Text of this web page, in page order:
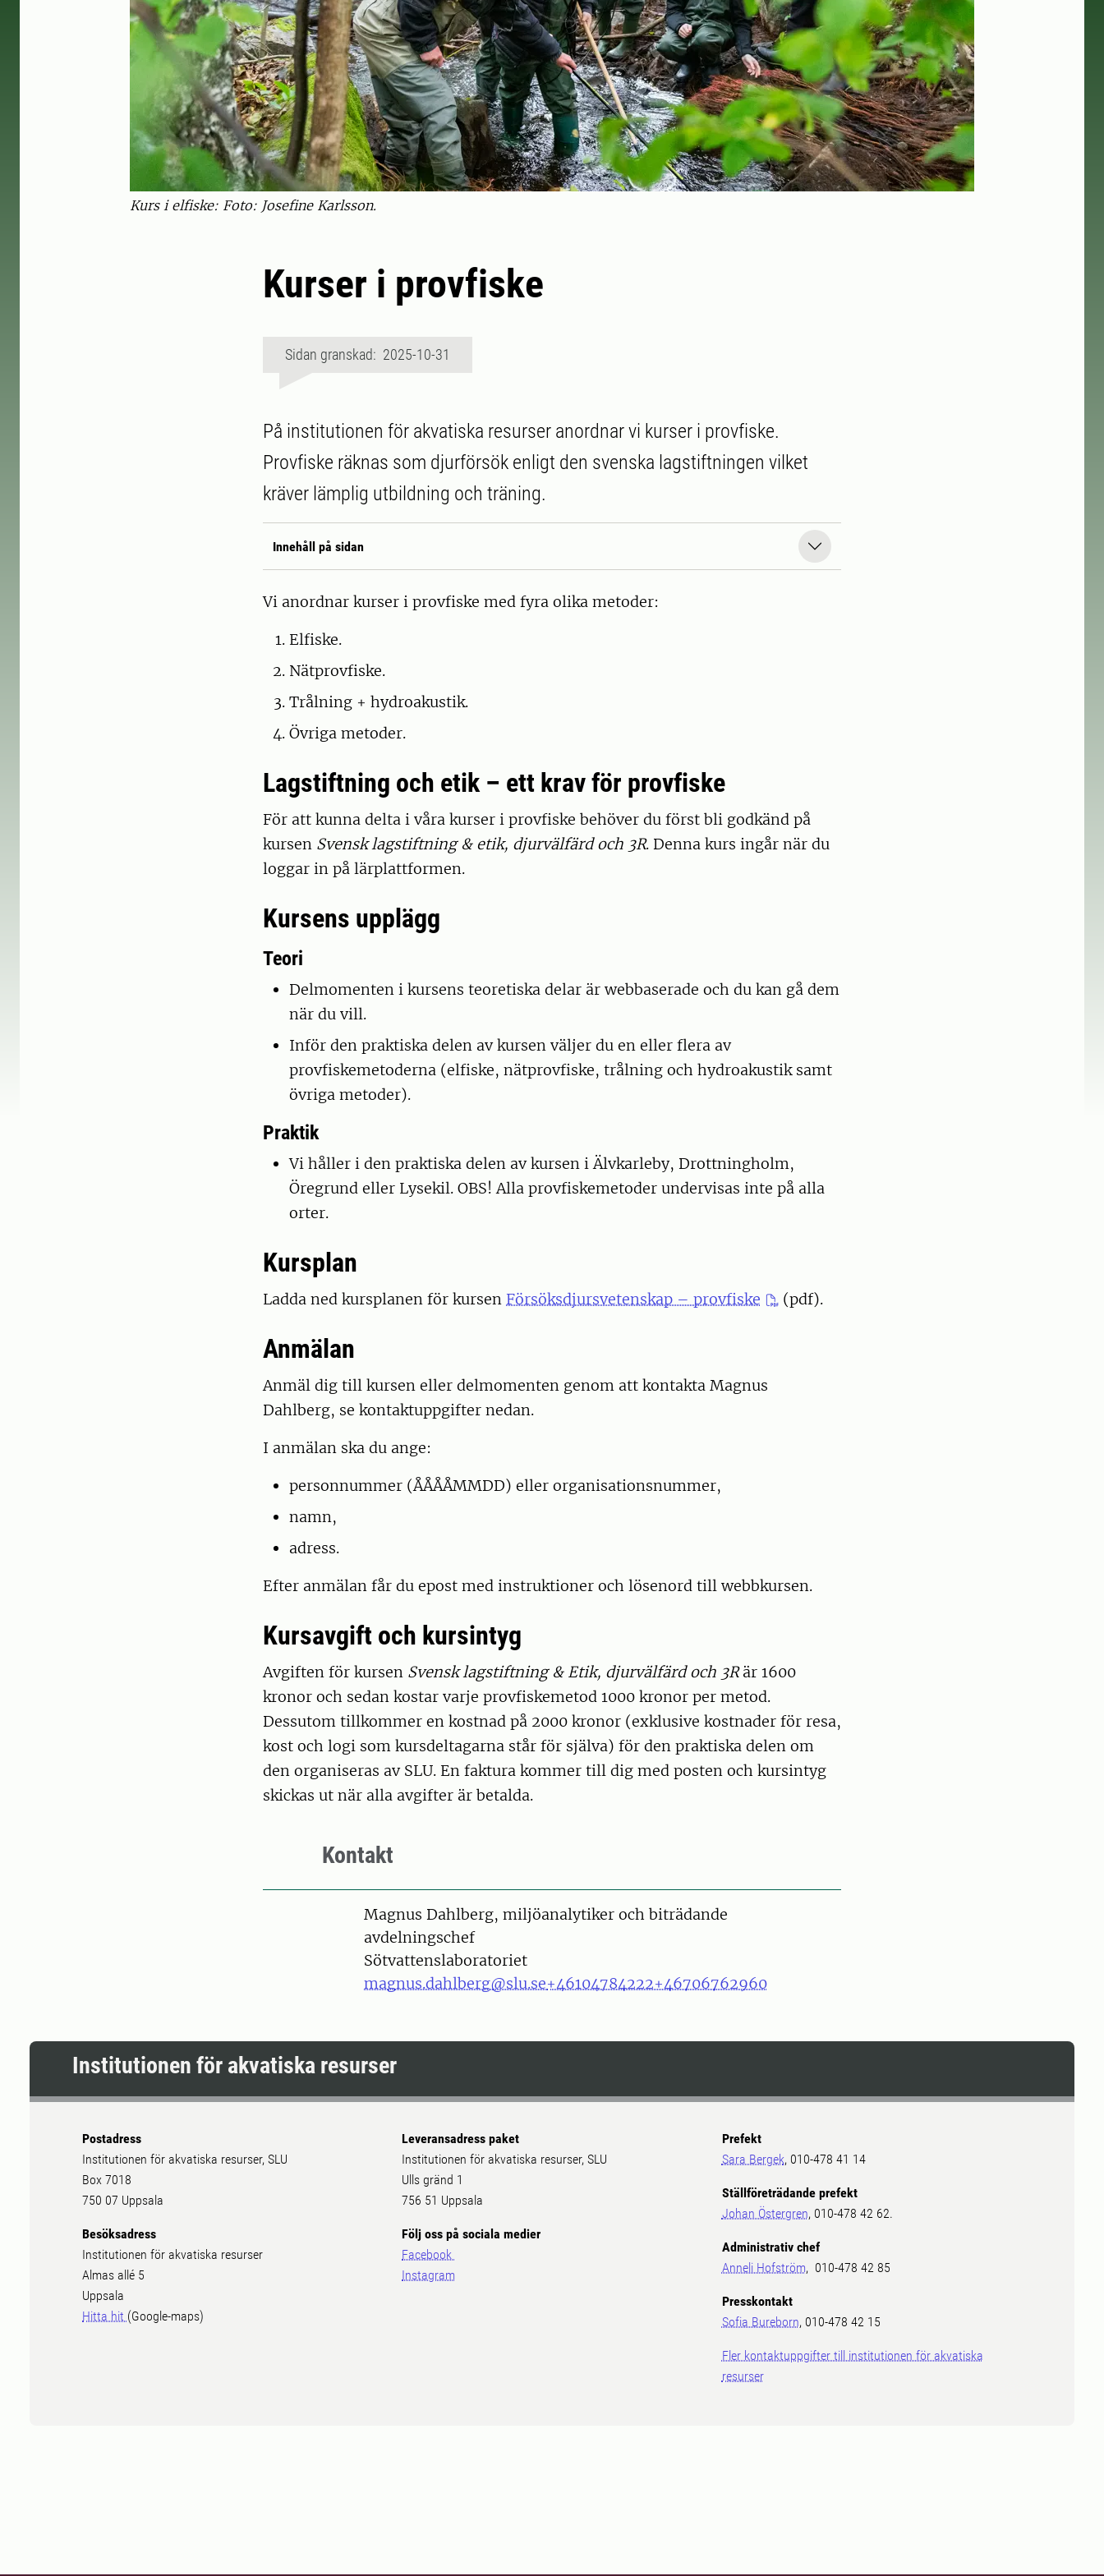
Kurs i elfiske: Foto: Josefine Karlsson.
Kurser i provfiske
Sidan granskad: 2025-10-31
På institutionen för akvatiska resurser anordnar vi kurser i provfiske.
Provfiske räknas som djurförsök enligt den svenska lagstiftningen vilket
kräver lämplig utbildning och träning.
Innehåll på sidan
Vi anordnar kurser i provfiske med fyra olika metoder:
Elfiske.
Nätprovfiske.
Trålning + hydroakustik.
Övriga metoder.
Lagstiftning och etik – ett krav för provfiske
För att kunna delta i våra kurser i provfiske behöver du först bli godkänd på
kursen Svensk lagstiftning & etik, djurvälfärd och 3R. Denna kurs ingår när du
loggar in på lärplattformen.
Kursens upplägg
Teori
Delmomenten i kursens teoretiska delar är webbaserade och du kan gå dem
när du vill.
Inför den praktiska delen av kursen väljer du en eller flera av
provfiskemetoderna (elfiske, nätprovfiske, trålning och hydroakustik samt
övriga metoder).
Praktik
Vi håller i den praktiska delen av kursen i Älvkarleby, Drottningholm,
Öregrund eller Lysekil. OBS! Alla provfiskemetoder undervisas inte på alla
orter.
Kursplan
Ladda ned kursplanen för kursen Försöksdjursvetenskap – provfiske (pdf).
Anmälan
Anmäl dig till kursen eller delmomenten genom att kontakta Magnus
Dahlberg, se kontaktuppgifter nedan.
I anmälan ska du ange:
personnummer (ÅÅÅÅMMDD) eller organisationsnummer,
namn,
adress.
Efter anmälan får du epost med instruktioner och lösenord till webbkursen.
Kursavgift och kursintyg
Avgiften för kursen Svensk lagstiftning & Etik, djurvälfärd och 3Rär 1600
kronor och sedan kostar varje provfiskemetod 1000 kronor per metod.
Dessutom tillkommer en kostnad på 2000 kronor (exklusive kostnader för resa,
kost och logi som kursdeltagarna står för själva) för den praktiska delen om
den organiseras av SLU. En faktura kommer till dig med posten och kursintyg
skickas ut när alla avgifter är betalda.
Kontakt
PersonMagnus Dahlberg, miljöanalytiker och biträdande
avdelningschef
Sötvattenslaboratoriet
magnus.dahlberg@slu.se+46104784222+46706762960
Institutionen för akvatiska resurser
Postadress
Institutionen för akvatiska resurser, SLU
Box 7018
750 07 Uppsala
Besöksadress
Institutionen för akvatiska resurser
Almas allé 5
Uppsala
Hitta hit (Google-maps)
Leveransadress paket
Institutionen för akvatiska resurser, SLU
Ulls gränd 1
756 51 Uppsala
Följ oss på sociala medier
Facebook
Instagram
Prefekt
Sara Bergek, 010-478 41 14
Ställföreträdande prefekt
Johan Östergren, 010-478 42 62.
Administrativ chef
Anneli Hofström, 010-478 42 85
Presskontakt
Sofia Bureborn, 010-478 42 15
Fler kontaktuppgifter till institutionen för akvatiska
resurser